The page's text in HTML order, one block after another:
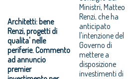
Architetti: bene
Renzi, progetti di
qualita' nelle
periferie. Commento
ad annuncio
premier
Ministri, Matteo
Renzi, che ha
anticipato
l'intenzione del
Governo di
mettere a
disposizione
investimenti di